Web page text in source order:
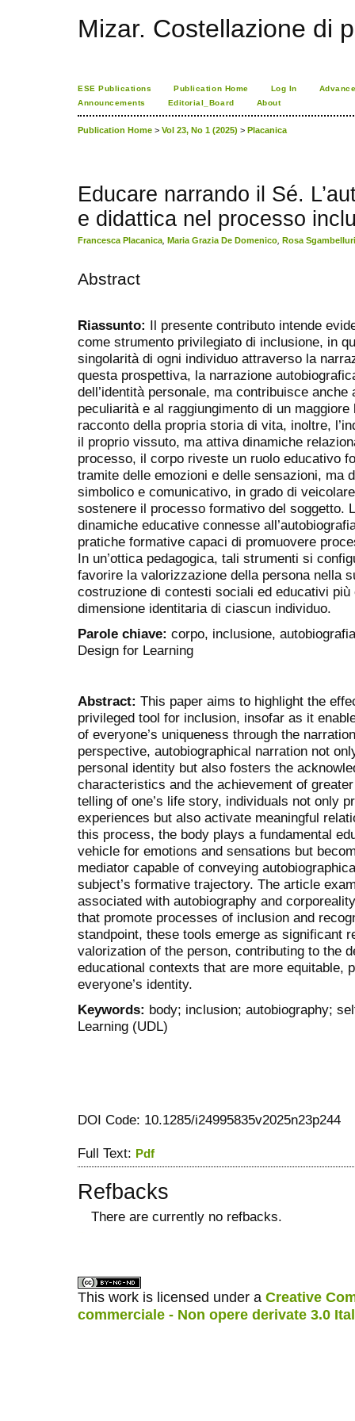
Mizar. Costellazione di
ESE Publications Publication Home Log In
Announcements
Editorial_Board About
Publication Home > Vol 23, No 1 (2025) > Placanica
Educare narrando il Sé.
e didattica nel processo
Francesca Placanica Maria Grazia De Domenico Rosa Sgambelluri
Abstract
Riassunto: Il presente contributo intende
come strumento privilegiato di inclusione, in
singolarità di ogni individuo attraverso la
questa prospettiva, la narrazione
dell’identità personale, ma contribuisce
peculiarità e al raggiungimento di un
racconto della propria storia di vita, inoltre,
il proprio vissuto, ma attiva dinamiche
processo, il corpo riveste un ruolo educativo
tramite delle emozioni e delle sensazioni, ma
simbolico e comunicativo, in grado di
sostenere il processo formativo del soggetto.
dinamiche educative connesse
pratiche formative capaci di promuovere
In un’ottica pedagogica, tali strumenti si
favorire la valorizzazione della persona nella
costruzione di contesti sociali ed educativi
dimensione identitaria di ciascun individuo.
Parole chiave: corpo, inclusione,
Design for Learning
Abstract: This paper aims to highlight the
privileged tool for inclusion, insofar as it
of everyone’s uniqueness through the
perspective, autobiographical narration not
personal identity but also fosters the
characteristics and the achievement of
telling of one’s life story, individuals not only
experiences but also activate meaningful
this process, the body plays a fundamental
vehicle for emotions and sensations but
mediator capable of conveying
subject’s formative trajectory. The article
associated with autobiography and
that promote processes of inclusion and
standpoint, these tools emerge as significant
valorization of the person, contributing to the
educational contexts that are more equitable,
everyone’s identity.
Keywords: body; inclusion; autobiography;
Learning (UDL)
DOI Code: 10.1285/i24995835v2025n23p244
Full Text: Pdf
Refbacks
There are currently no refbacks.
This work is licensed under a Creative
commerciale - Non opere derivate 3.0